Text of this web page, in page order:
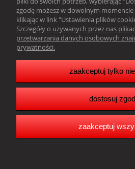
O nas
Obsługa
Moje konto
woj. śląskie |tel.:502242256|
Copyright
zgodę możesz w dowolnym
klikając w link "Ustawienia plików
Szczegóły o używanych przez nas
przetwarzania danych osobowych
prywatności.
zaakceptuj tylko
dostosuj
zaakceptuj